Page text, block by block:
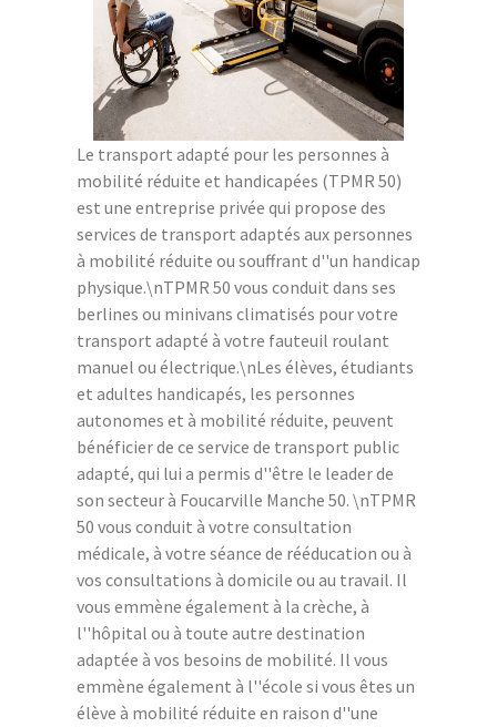
Le transport adapté pour les personnes à
mobilité réduite et handicapées (TPMR 50)
est une entreprise privée qui propose des
services de transport adaptés aux personnes
à mobilité réduite ou souffrant d''un handicap
physique.\nTPMR 50 vous conduit dans ses
berlines ou minivans climatisés pour votre
transport adapté à votre fauteuil roulant
manuel ou électrique.\nLes élèves, étudiants
et adultes handicapés, les personnes
autonomes et à mobilité réduite, peuvent
bénéficier de ce service de transport public
adapté, qui lui a permis d''être le leader de
son secteur à Foucarville Manche 50. \nTPMR
50 vous conduit à votre consultation
médicale, à votre séance de rééducation ou à
vos consultations à domicile ou au travail. Il
vous emmène également à la crèche, à
l''hôpital ou à toute autre destination
adaptée à vos besoins de mobilité. Il vous
emmène également à l''école si vous êtes un
élève à mobilité réduite en raison d''une